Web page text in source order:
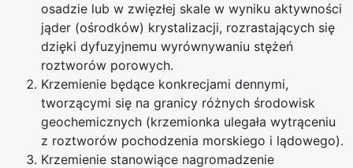
osadzie lub w zwięzłej skale w wyniku aktywności
jąder (ośrodków) krystalizacji, rozrastających się
dzięki dyfuzyjnemu wyrównywaniu stężeń
roztworów porowych.
Krzemienie będące konkrecjami dennymi,
tworzącymi się na granicy różnych środowisk
geochemicznych (krzemionka ulegała wytrąceniu
z roztworów pochodzenia morskiego i lądowego).
Krzemienie stanowiące nagromadzenie